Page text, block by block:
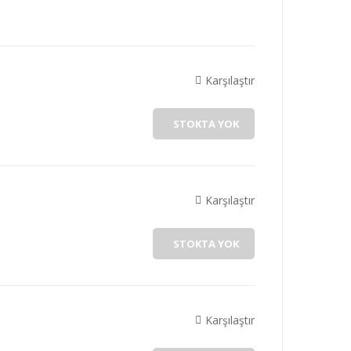
Karşılaştır
STOKTA YOK
Karşılaştır
STOKTA YOK
Karşılaştır